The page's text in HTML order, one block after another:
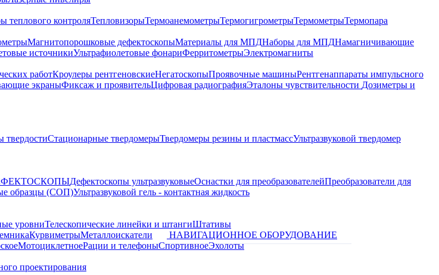
теплового контроляТепловизорыТермоанемометрыТермогигрометрыТермометрыТермопара
Магнитопорошковые дефектоскопыМатериалы для МПДНаборы для МПДНамагничивающие
источникиУльтрафиолетовые фонариФерритометрыЭлектромагниты
работКроулеры рентгеновскиеНегатоскопыПроявочные машиныРентгенаппараты импульсного
экраныФиксаж и проявительЦифровая радиографияЭталоны чувствительности Дозиметры и
твердостиСтационарные твердомерыТвердомеры резины и пластмассУльтразвуковой твердомер
Дефектоскопы ультразвуковыеОснастки для преобразователейПреобразователи для
образцы (СОП)Ультразвуковой гель - контактная жидкость
уровниТелескопические линейки и штангиШтативы
КурвиметрыМеталлоискатели
НАВИГАЦИОННОЕ ОБОРУДОВАНИЕ
МотоциклетноеРации и телефоныСпортивноеЭхолоты
проектирования